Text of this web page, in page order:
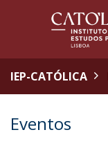
IEP-CATÓLICA
Eventos